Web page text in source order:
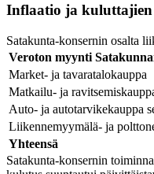
Inflaatio ja kuluttajien
Satakunta-konsernin osalta
Veroton myynti
Market- ja tavaratalokauppa
Matkailu- ja
Auto- ja autotarvikekauppa
Liikennemyymälä- ja
Yhteensä
Satakunta-konsernin